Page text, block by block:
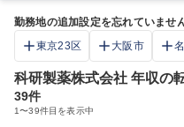
勤務地の追加設定を忘れていませ
東京23区
大阪市
科研製薬株式会社 年収の
39件
1〜39件目を表示中